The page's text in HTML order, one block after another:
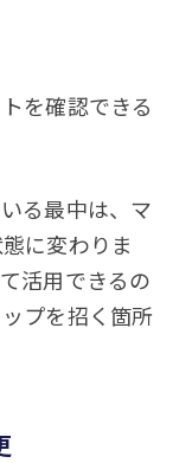
を確認できる
る最中は、マ
に変わりま
活用できるの
プを招く箇所